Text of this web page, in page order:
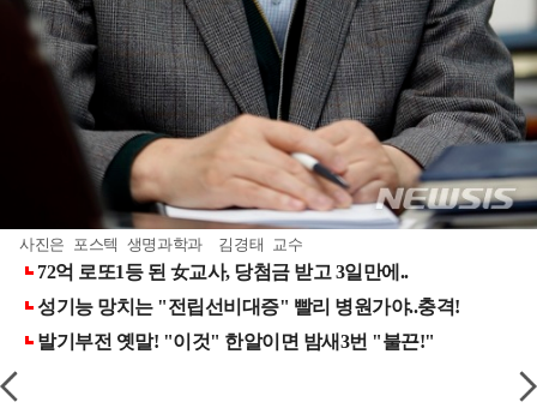
사진은 포스텍 생명과학과 김경태 교수